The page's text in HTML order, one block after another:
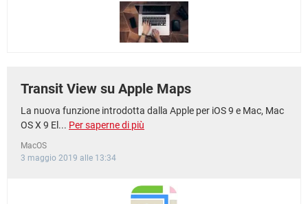
FACEBOOK
Transit View su Apple Maps
La nuova funzione introdotta dalla Apple per iOS 9 e Mac, Mac
OS X 9 El... Per saperne di più
MacOS
3 maggio 2019 alle 13:34